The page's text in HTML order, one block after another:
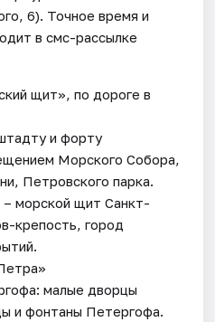
6). Точное время и
в смс-рассылке
щит», по дороге в
и форту
Морского Собора,
Петровского парка.
– морской щит Санкт-
крепость, город
малые дворцы
и фонтаны Петергофа.